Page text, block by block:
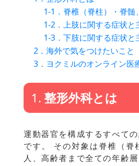
1-1．脊椎（脊柱）・脊
1-2．上肢に関する症状と
1-3．下肢に関する症状と
2．海外で気をつけたいこと
3．ヨクミルのオンライン医
1. 整形外科とは
運動器官を構成するすべて
です。 その対象は脊椎（
人、高齢者まで全ての年齢